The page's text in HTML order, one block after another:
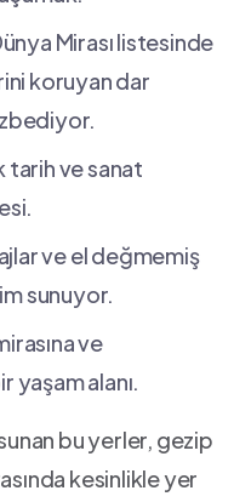
Mirası listesinde
koruyan dar​
tarih ve sanat
ve el değmemiş
sunuyor.
ve
yaşam alanı.
bu yerler, gezip
kesinlikle yer